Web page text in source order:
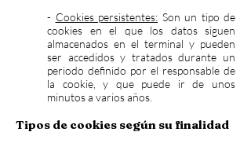
- Cookies persistentes: Son un tipo de
cookies en el que los datos siguen
almacenados en el terminal y pueden
ser accedidos y tratados durante un
periodo definido por el responsable de
la cookie, y que puede ir de unos
minutos a varios años.
Tipos de cookies según su finalidad